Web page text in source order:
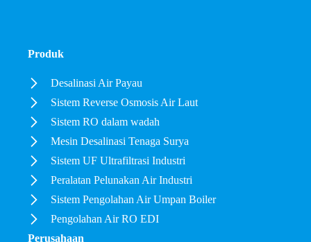
Produk
Desalinasi Air Payau
Sistem Reverse Osmosis Air Laut
Sistem RO dalam wadah
Mesin Desalinasi Tenaga Surya
Sistem UF Ultrafiltrasi Industri
Peralatan Pelunakan Air Industri
Sistem Pengolahan Air Umpan Boiler
Pengolahan Air RO EDI
Perusahaan